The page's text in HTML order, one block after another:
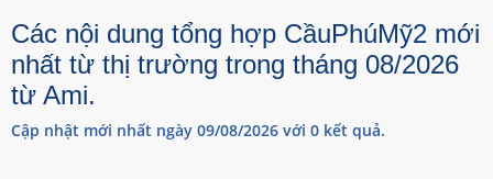
Các nội dung tổng hợp CầuPhúMỹ2 mới
nhất từ thị trường trong tháng 08/2026
từ Ami.
Cập nhật mới nhất ngày 09/08/2026 với 0 kết quả.